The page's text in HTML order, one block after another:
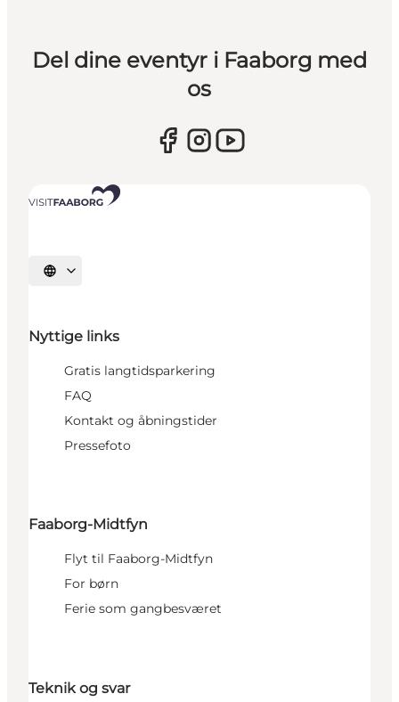
Del dine eventyr i Faaborg med
os
Vælg sprog
Nyttige links
Gratis langtidsparkering
FAQ
Kontakt og åbningstider
Pressefoto
Faaborg-Midtfyn
Flyt til Faaborg-Midtfyn
For børn
Ferie som gangbesværet
Teknik og svar